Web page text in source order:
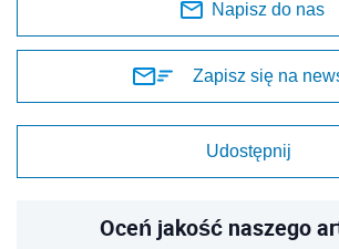
Napisz do nas
Zapisz się na
Udostępnij
Oceń jakość naszego